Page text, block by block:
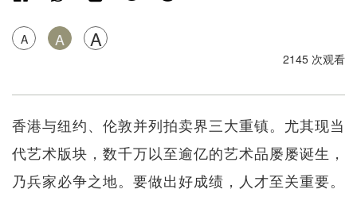
A A A
2145 次观看
香港与纽约、伦敦并列拍卖界三大重镇。尤其现当
代艺术版块，数千万以至逾亿的艺术品屡屡诞生，
乃兵家必争之地。要做出好成绩，人才至关重要。